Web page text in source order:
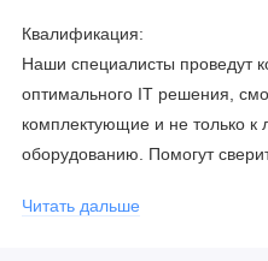
Квалификация:
Наши специалисты проведут
оптимального IT решения,
комплектующие и не только
оборудованию. Помогут
официальными
Читать дальше